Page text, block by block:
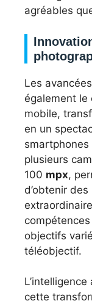
agréables
Les
également le
mobile,
en un
smartphones
plusieurs
100 mpx,
d’obtenir
objectifs
téléobjectif.
cette